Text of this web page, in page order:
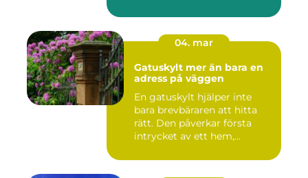
04. mar
Gatuskylt mer än bara en
adress på väggen
En gatuskylt hjälper inte
bara brevbäraren att hitta
rätt. Den påverkar första
intrycket av ett hem,...